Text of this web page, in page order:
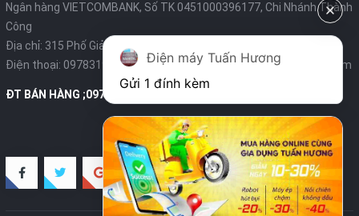
Ngân hàng VIETCOMBANK, Số TK 0451000396177, Chi Nhánh Thành
Công
Địa chỉ: 315 Phố Giảng Võ - Ba Đình - Hà Nội
Điện thoại: 0978319375- Email:diengiadungtuanhuong@gmail.com
ĐT BÁN HÀNG ;0978319375
Điện máy Tuấn Hương
Gửi 1 đính kèm